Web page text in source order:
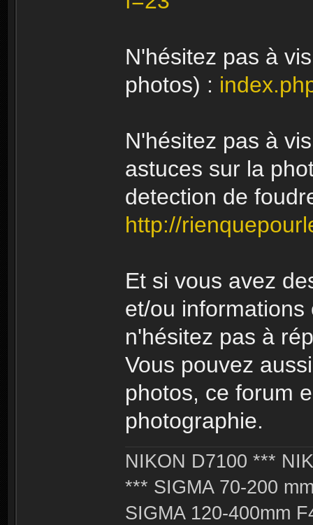
N'hésitez pas à
photos) :
N'hésitez pas à
astuces sur la
detection de
http://
Et si vous avez
et/ou
n'hésitez pas à
Vous pouvez
photos, ce forum
photographie.
NIKON D7100 ***
*** SIGMA 70-200
SIGMA 120-400mm